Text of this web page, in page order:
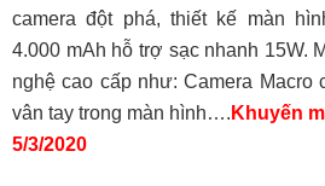
camera đột phá, thiết kế màn
4.000 mAh hỗ trợ sạc nhanh 15W.
nghệ cao cấp như: Camera Macro
vân tay trong màn hình…. Khuyến
5/3/2020